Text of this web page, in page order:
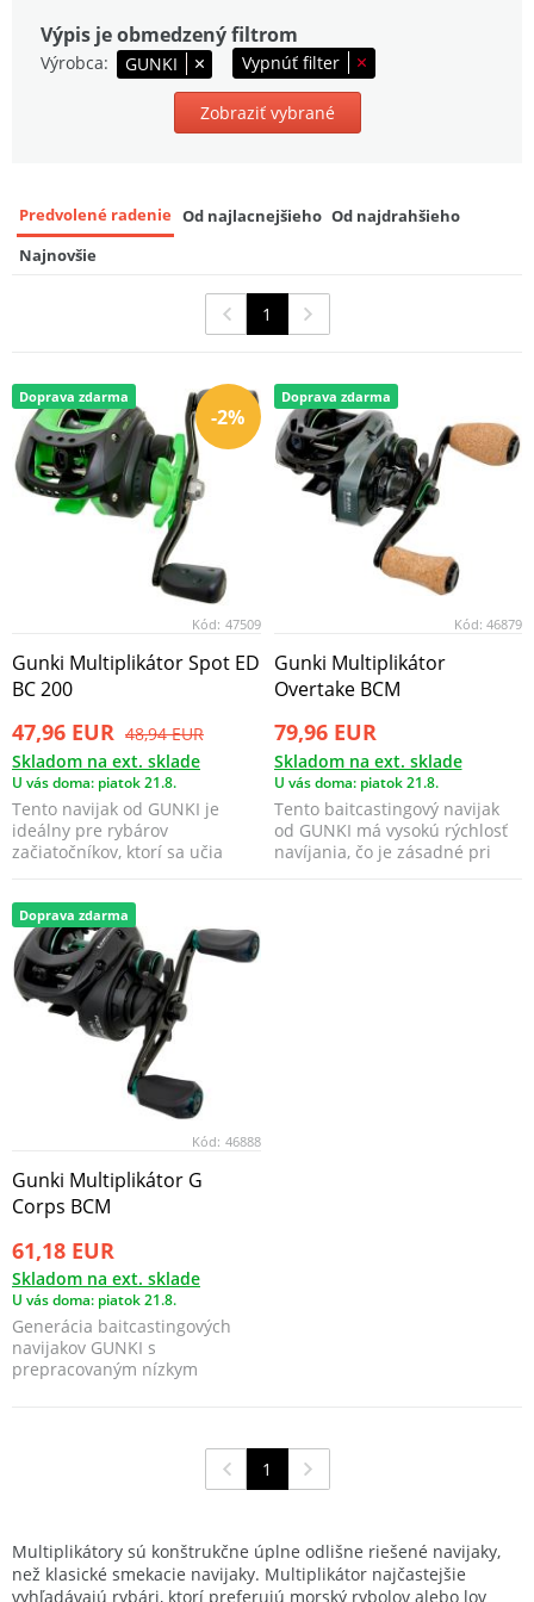
Conventional Reel 10 LH
249,99 EUR
Výpis je obmedzený filtrom
Výrobca GUNKI Vypnúť filter
Zobraziť vybrané
Predvolené radenie Od najlacnejšieho Od najdrahšieho
Najnovšie
1
-2%
Doprava zdarma
Kód: 47509
Gunki Multiplikátor Spot ED
BC 200
47,96 EUR 48,94 EUR
Skladom na ext. sklade
U vás doma: piatok 21.8.
Tento navijak od GUNKI je
ideálny pre rybárov
začiatočníkov, ktorí sa učia
Doprava zdarma
Kód: 46879
Gunki Multiplikátor
Overtake BCM
79,96 EUR
Skladom na ext. sklade
U vás doma: piatok 21.8.
Tento baitcastingový navijak
od GUNKI má vysokú rýchlosť
navíjania, čo je zásadné pri
Doprava zdarma
Kód: 46888
Gunki Multiplikátor G
Corps BCM
61,18 EUR
Skladom na ext. sklade
U vás doma: piatok 21.8.
Generácia baitcastingových
navijakov GUNKI s
prepracovaným nízkym
1
Multiplikátory sú konštrukčne úplne odlišne riešené navijaky,
než klasické smekacie navijaky. Multiplikátor najčastejšie
vyhľadávajú rybári, ktorí preferujú morský rybolov alebo lov